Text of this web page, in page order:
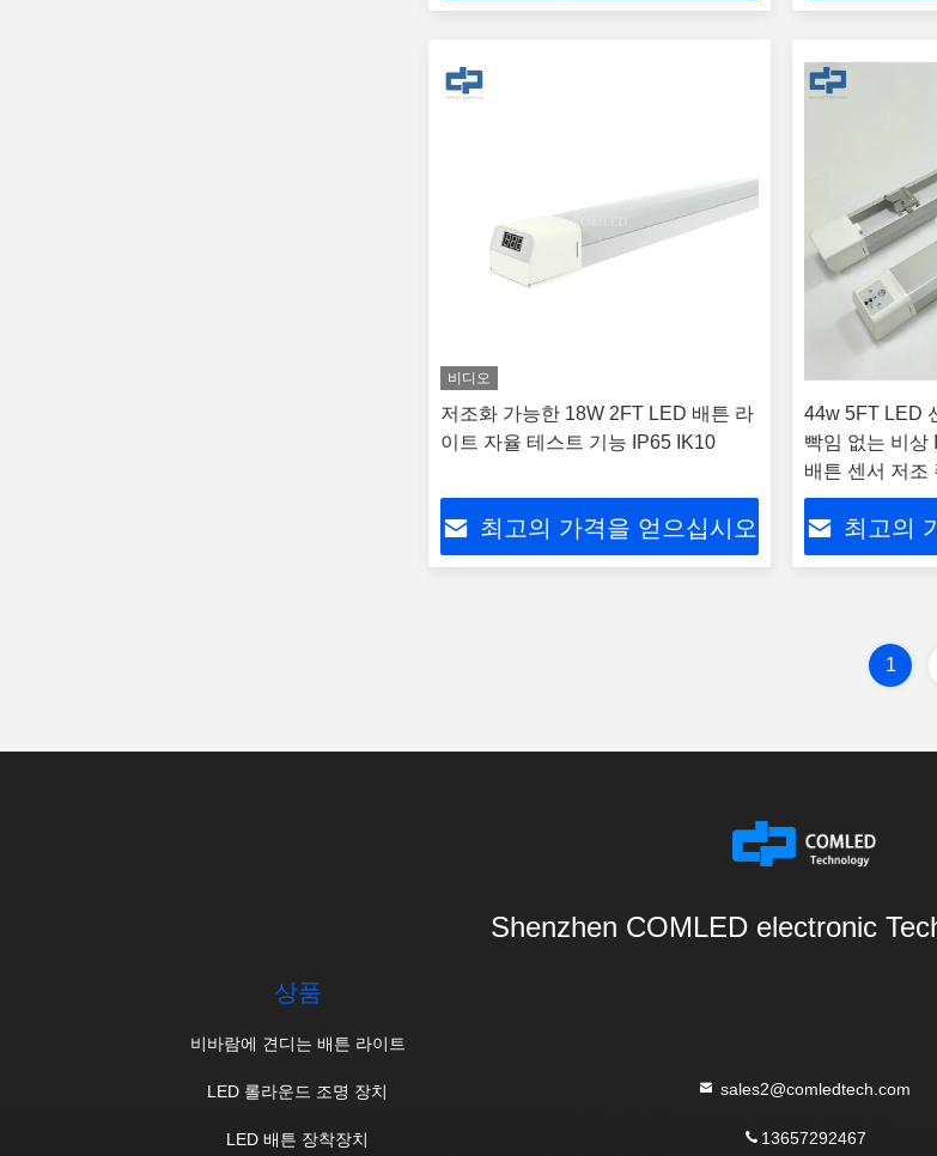
비디오
저조화 가능한 18W 2FT LED 배튼 라
이트 자율 테스트 기능 IP65 IK10
최고의 가격을 얻으십시오
44w 5FT LED
빡임 없는 비상
배튼 센서 저조
터널 조명 장착
최고의
1
Shenzhen COMLED electronic
상품
비바람에 견디는 배튼 라이트
LED 롤라운드 조명 장치
LED 배튼 장착장치
sales2@comledtech.com
13657292467